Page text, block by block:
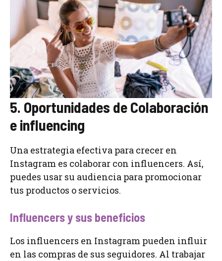
5. Oportunidades de Colaboración
e influencing
Una estrategia efectiva para crecer en
Instagram es colaborar con influencers. Así,
puedes usar su audiencia para promocionar
tus productos o servicios.
Influencers y sus beneficios
Los influencers en Instagram pueden influir
en las compras de sus seguidores. Al trabajar